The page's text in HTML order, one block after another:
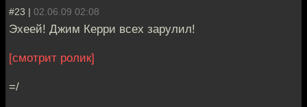
#23 | 02.06.09 02:08
Эхеей! Джим Керри всех зарулил!
[смотрит ролик]
=/